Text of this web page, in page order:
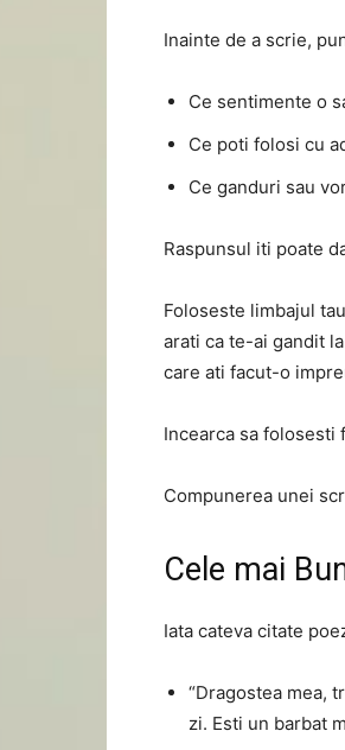
Inainte de a scrie,
Ce sentimente o
Ce poti folosi cu
Ce ganduri sau
Raspunsul iti poate
Foloseste limbajul
arati ca te-ai gandit
care ati facut-o
Incearca sa folosesti
Compunerea unei
Cele mai
Iata cateva citate
“Dragostea mea,
zi. Esti un barbat